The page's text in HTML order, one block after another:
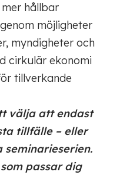
hållbar
möjligheter
myndigheter och
cirkulär ekonomi
tillverkande
välja att endast
tillfälle – eller
seminarieserien.
passar dig